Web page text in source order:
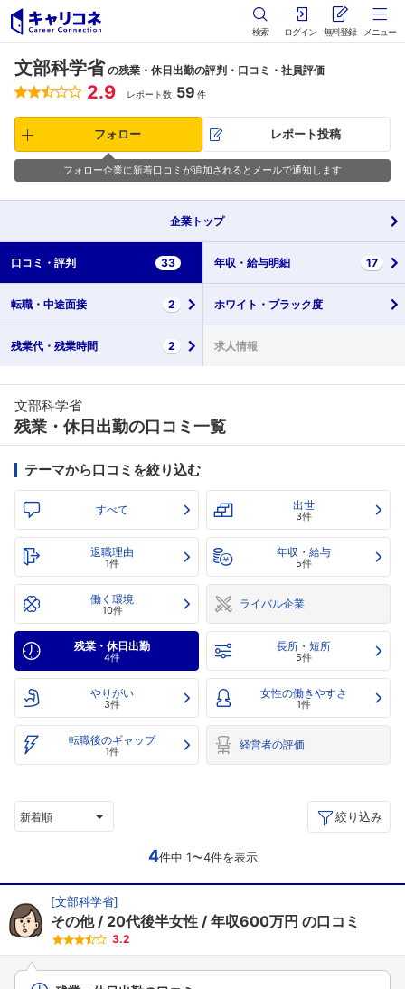
検索 ログイン 無料登録 メニュー
文部科学省 の残業・休日出勤の評判・口コミ・社員評価
2.9 レポート数 59 件
フォロー レポート投稿
フォロー企業に新着口コミが追加されるとメールで通知します
企業 トップ
口コミ・ 評判 33 年収・ 給与明細 17
転職・ 中途面接 2 ホワイト・ ブラック度
残業代・ 残業時間 2 求人情報
文部科学省
残業・休日出勤の口コミ一覧
テーマから口コミを絞り込む
すべて 出世
3件
退職理由
1件
年収・給与
5件
働く環境
10件 ライバル企業
残業・休日出勤
4件
長所・短所
5件
やりがい
3件
女性の働きやすさ
1件
転職後のギャップ
1件 経営者の評価
新着順 絞り込み
4件中 1〜4件を表示
[文部科学省]
その他 20代後半女性 年収600万円 の口コミ
3.2